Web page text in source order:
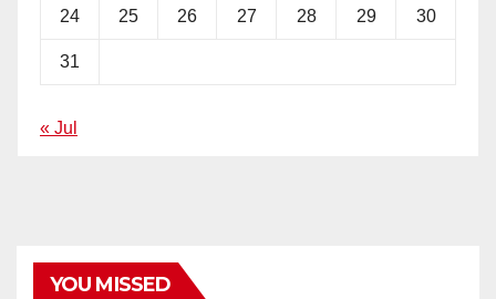
24 25 26 27 28 29 30
31
« Jul
YOU MISSED